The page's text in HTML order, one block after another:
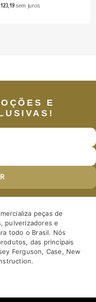
12319 sem juros
E
peças de
pulverizadores e
todo o Brasil. Nós
das principais
Ferguson, Case, New
atendimento
altamente capacitados